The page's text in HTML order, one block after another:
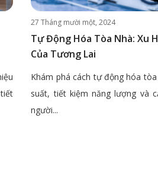
27 Tháng mười một, 2024
Tự Động Hóa Tòa Nhà: Xu
Của Tương Lai
Khám phá cách tự động hóa
suất, tiết kiệm năng lượng và
người...